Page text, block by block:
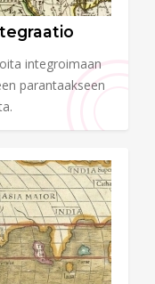
integroimaan
parantaakseen